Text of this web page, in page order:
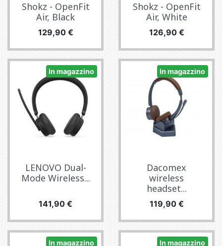
Shokz - OpenFit
Air, Black
Prezzo
129,90 €
Shokz - OpenFit
Air, White
Prezzo
126,90 €
In magazzino
LENOVO Dual-
Mode Wireless...
Prezzo
141,90 €
In magazzino
Dacomex
wireless
headset...
Prezzo
119,90 €
In magazzino In magazzino